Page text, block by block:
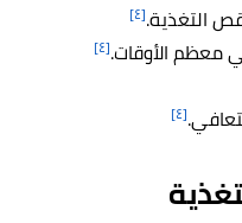
التغذية.[٤]
معظم الأوقات.[٤]
[٤]